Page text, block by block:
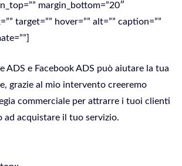
margin_bottom=”20″
target=”” hover=”” alt=”” caption=””
ADS e Facebook ADS può aiutare la tua
grazie al mio intervento creeremo
commerciale per attrarre i tuoi clienti
ad acquistare il tuo servizio.